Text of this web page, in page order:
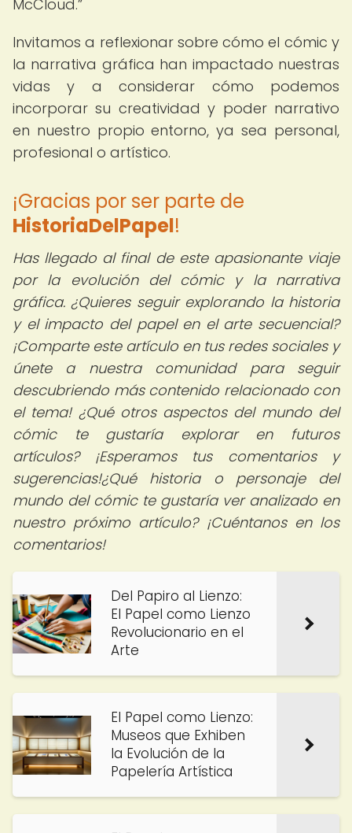
McCloud.
Invitamos a reflexionar sobre cómo el cómic y
la narrativa gráfica han impactado nuestras
vidas y a considerar cómo podemos
incorporar su creatividad y poder narrativo
en nuestro propio entorno, ya sea personal,
profesional o artístico.
¡Gracias por ser parte de
HistoriaDelPapel!
Has llegado al final de este apasionante viaje
por la evolución del cómic y la narrativa
gráfica. ¿Quieres seguir explorando la historia
y el impacto del papel en el arte secuencial?
¡Comparte este artículo en tus redes sociales y
únete a nuestra comunidad para seguir
descubriendo más contenido relacionado con
el tema! ¿Qué otros aspectos del mundo del
cómic te gustaría explorar en futuros
artículos? ¡Esperamos tus comentarios y
sugerencias!¿Qué historia o personaje del
mundo del cómic te gustaría ver analizado en
nuestro próximo artículo? ¡Cuéntanos en los
comentarios!
Del Papiro al Lienzo:
El Papel como Lienzo
Revolucionario en el
Arte
El Papel como Lienzo:
Museos que Exhiben
la Evolución de la
Papelería Artística